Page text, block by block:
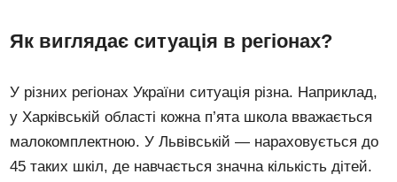
Як виглядає ситуація в регіонах?
У різних регіонах України ситуація різна. Наприклад,
у Харківській області кожна п’ята школа вважається
малокомплектною. У Львівській — нараховується до
45 таких шкіл, де навчається значна кількість дітей.